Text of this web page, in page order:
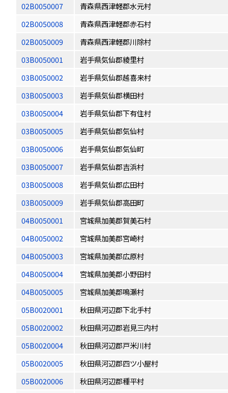
02B0050007
青森県西津軽郡水元村
02B0050008
青森県西津軽郡赤石村
02B0050009
青森県西津軽郡川除村
03B0050001
岩手県気仙郡綾里村
03B0050002
岩手県気仙郡越喜来村
03B0050003
岩手県気仙郡横田村
03B0050004
岩手県気仙郡下有住村
03B0050005
岩手県気仙郡気仙村
03B0050006
岩手県気仙郡気仙町
03B0050007
岩手県気仙郡吉浜村
03B0050008
岩手県気仙郡広田村
03B0050009
岩手県気仙郡高田町
04B0050001
宮城県加美郡賀美石村
04B0050002
宮城県加美郡宮崎村
04B0050003
宮城県加美郡広原村
04B0050004
宮城県加美郡小野田村
04B0050005
宮城県加美郡鳴瀬村
05B0020001
秋田県河辺郡下北手村
05B0020002
秋田県河辺郡岩見三内村
05B0020004
秋田県河辺郡戸米川村
05B0020005
秋田県河辺郡四ツ小屋村
05B0020006
秋田県河辺郡種平村